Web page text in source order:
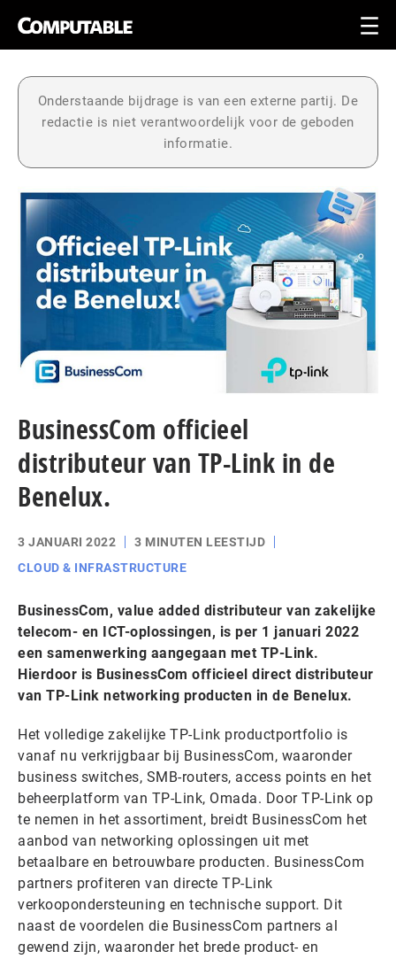
Onderstaande bijdrage is van een externe partij. De
redactie is niet verantwoordelijk voor de geboden
informatie.
BusinessCom officieel
distributeur van TP-Link in de
Benelux.
3 JANUARI 2022
3 MINUTEN LEESTIJD
CLOUD & INFRASTRUCTURE
BusinessCom, value added distributeur van zakelijke
telecom- en ICT-oplossingen, is per 1 januari 2022
een samenwerking aangegaan met TP-Link.
Hierdoor is BusinessCom officieel direct distributeur
van TP-Link networking producten in de Benelux.
Het volledige zakelijke TP-Link productportfolio is
vanaf nu verkrijgbaar bij BusinessCom, waaronder
business switches, SMB-routers, access points en het
beheerplatform van TP-Link, Omada. Door TP-Link op
te nemen in het assortiment, breidt BusinessCom het
aanbod van networking oplossingen uit met
betaalbare en betrouwbare producten. BusinessCom
partners profiteren van directe TP-Link
verkoopondersteuning en technische support. Dit
naast de voordelen die BusinessCom partners al
gewend zijn, waaronder het brede product- en